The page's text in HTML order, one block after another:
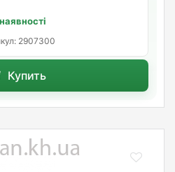
2907300
Купить